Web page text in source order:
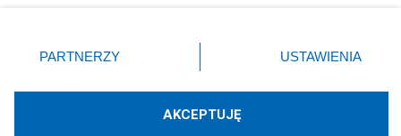
zmienić/wycofać klikając przycisk ustawień prywatności
znajdujący się w lewym dolnym rogu strony
rodzaje przetwarzania danych nie wymagają zgody
użytkownika, ale masz prawo sprzeciwić się takiemu
PARTNERZY USTAWIENIA
AKCEPTUJĘ